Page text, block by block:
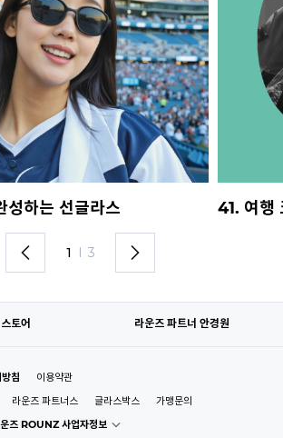
성하는 선글라스 41. 여행
1 I 3
토어 라운즈 파트너 안경원
침
이용약관
라운즈 파트너스 글라스박스
가맹문의
즈 ROUNZ 사업자정보